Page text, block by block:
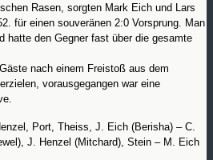
Rasen, sorgten Mark Eich und Lars
für einen souveränen 2:0 Vorsprung. Man
hatte den Gegner fast über die gesamte
nach einem Freistoß aus dem
vorausgegangen war eine
Port, Theiss, J. Eich (Berisha) – C.
J. Henzel (Mitchard), Stein – M. Eich